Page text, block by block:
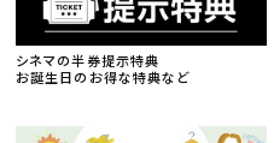
シネマの半券提示特典
お誕生日のお得な特典など